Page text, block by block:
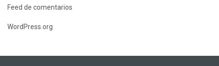
Feed de comentarios
WordPress.org